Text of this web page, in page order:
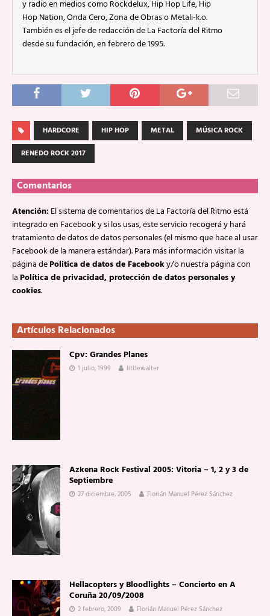
y radio en medios como Rockdelux, Hip Hop Life, Hip
Hop Nation, Onda Cero, Zona de Obras o Metali-k.o.
También es el jefe de redacción de La Factoría del Ritmo
desde su fundación, en febrero de 1995.
HARDCORE HIP HOP METAL
MÚSICA ROCK
RENEDO ROCK 2017
Comentarios
Atención:El sistema de comentarios de La Factoría del Ritmo está
integrado en Facebook y si los usas, este servicio recogerá y hará
tratamiento de datos de datos personales (el mismo que hace al usar
Facebook de la manera estándar). Para más información visitar la
página dePolitica de datos de Facebooky/o nuestra página con
laPolítica de privacidad, protección de datos personales y
cookies.
Artículos Relacionados
Cpv: Grandes Planes
1 julio, 1999 littlewalter
Azkena Rock Festival 2005: Vitoria – 1, 2 y 3 de
Septiembre
27 diciembre, 2005 Florián Manuel Pérez Sánchez
Hellacopters y Bloodlights – Concierto en A
Coruña 20/09/2008
2 febrero, 2009 Florián Manuel Pérez Sánchez